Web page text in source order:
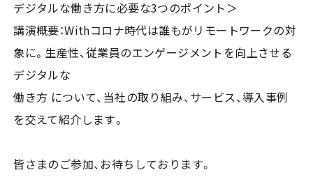
デジタルな働き方に必要な3つのポイント＞
講演概要：Withコロナ時代は誰もがリモートワークの対
象に。生産性、従業員のエンゲージメントを向上させる
デジタルな
働き方 について、当社の取り組み、サービス、導入事例
を交えて紹介します。
皆さまのご参加、お待ちしております。